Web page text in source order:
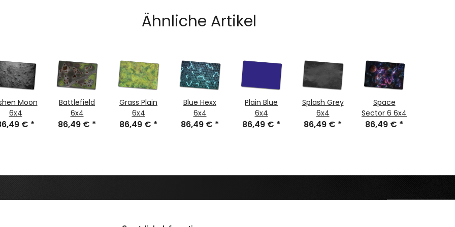
Ähnliche Artikel
Moon
6x4
€ *
Battlefield
6x4
86,49 € *
Grass Plain
6x4
86,49 € *
Blue Hexx
6x4
86,49 € *
Plain Blue
6x4
86,49 € *
Splash Grey
6x4
86,49 € *
Space
Sector 6 6x4
86,49 € *